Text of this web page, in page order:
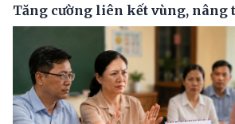
Tăng cường liên kết vùng, nâng